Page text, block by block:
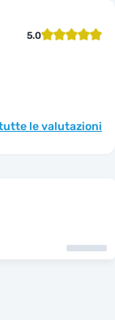
5.0
le valutazioni